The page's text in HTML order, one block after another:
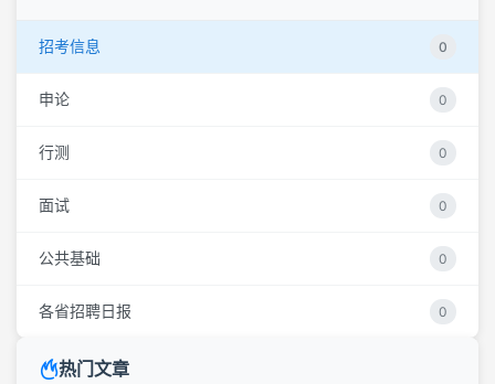
招考信息 0
申论 0
行测 0
面试 0
公共基础 0
各省招聘日报 0
热门文章